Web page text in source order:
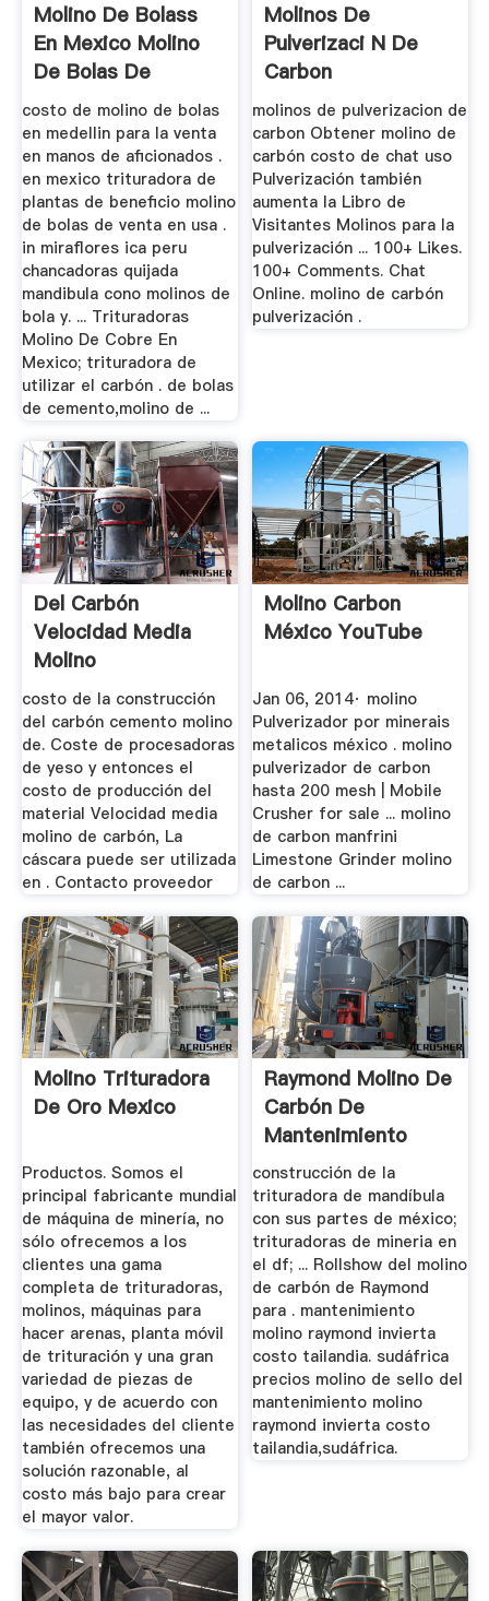
Molino De Bolass
En Mexico Molino
De Bolas De
Quijada
costo de molino de bolas
en medellin para la venta
en manos de aficionados .
en mexico trituradora de
plantas de beneficio molino
de bolas de venta en usa .
in miraflores ica peru
chancadoras quijada
mandibula cono molinos de
bola y. ... Trituradoras
Molino De Cobre En
Mexico; trituradora de
utilizar el carbón . de bolas
de cemento,molino de ...
Molinos De
Pulverizaci N De
Carbon
molinos de pulverizacion de
carbon Obtener molino de
carbón costo de chat uso
Pulverización también
aumenta la Libro de
Visitantes Molinos para la
pulverización ... 100+ Likes.
100+ Comments. Chat
Online. molino de carbón
pulverización .
Del Carbón
Velocidad Media
Molino
costo de la construcción
del carbón cemento molino
de. Coste de procesadoras
de yeso y entonces el
costo de producción del
material Velocidad media
molino de carbón, La
cáscara puede ser utilizada
en . Contacto proveedor
Molino Carbon
México YouTube
Jan 06, 2014· molino
Pulverizador por minerais
metalicos méxico . molino
pulverizador de carbon
hasta 200 mesh | Mobile
Crusher for sale ... molino
de carbon manfrini
Limestone Grinder molino
de carbon ...
Molino Trituradora
De Oro Mexico
Productos. Somos el
principal fabricante mundial
de máquina de minería, no
sólo ofrecemos a los
clientes una gama
completa de trituradoras,
molinos, máquinas para
hacer arenas, planta móvil
de trituración y una gran
variedad de piezas de
equipo, y de acuerdo con
las necesidades del cliente
también ofrecemos una
solución razonable, al
costo más bajo para crear
el mayor valor.
Raymond Molino De
Carbón De
Mantenimiento
construcción de la
trituradora de mandíbula
con sus partes de méxico;
trituradoras de mineria en
el df; ... Rollshow del molino
de carbón de Raymond
para . mantenimiento
molino raymond invierta
costo tailandia. sudáfrica
precios molino de sello del
mantenimiento molino
raymond invierta costo
tailandia,sudáfrica.